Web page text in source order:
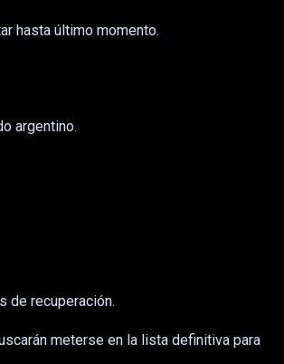
hasta último momento.
argentino.
de recuperación.
meterse en la lista definitiva para